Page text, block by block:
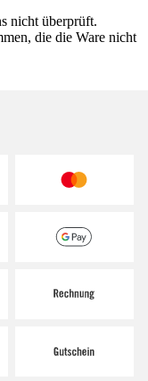
nicht überprüft.
die die Ware nicht